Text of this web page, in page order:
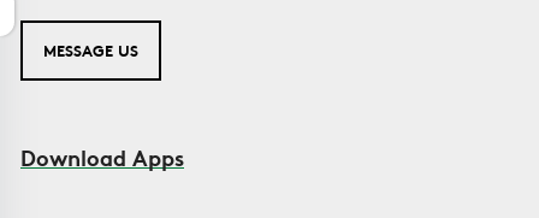
MESSAGE US
Download Apps